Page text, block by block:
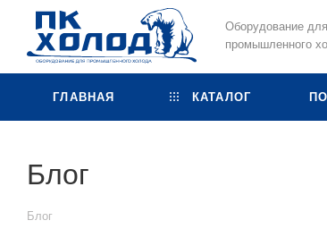
Оборудование для
промышленного
ГЛАВНАЯ КАТАЛОГ
Блог
Блог